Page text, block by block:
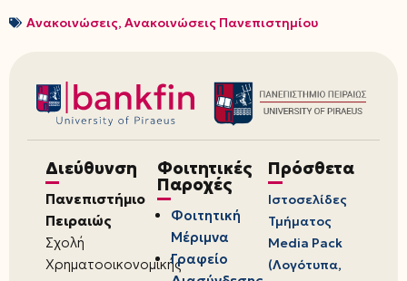
Ανακοινώσεις, Ανακοινώσεις Πανεπιστημίου
Διεύθυνση
Πανεπιστήμιο
Πειραιώς
Σχολή
Χρηματοοικονομικής
Φοιτητικές
Παροχές
Φοιτητική
Μέριμνα
Γραφείο
Πρόσθετα
Ιστοσελίδες
Τμήματος
Media Pack
(Λογότυπα,